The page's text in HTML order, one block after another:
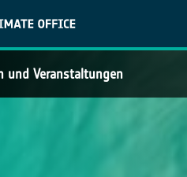
und Veranstaltungen